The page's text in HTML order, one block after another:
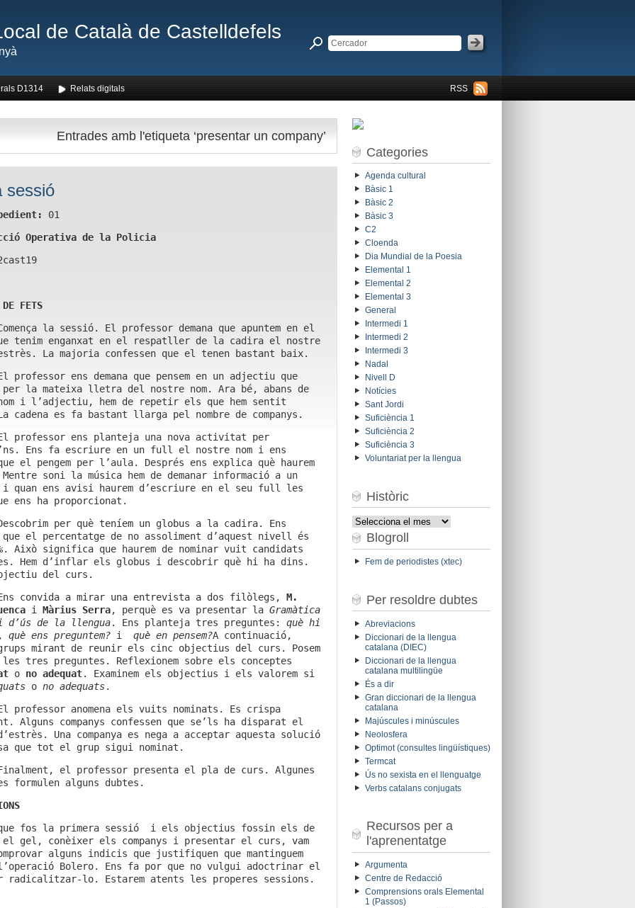
de Català de Castelldefels
RSS
D1314 Relats digitals
Entrades amb l'etiqueta ‘presentar un company’
sessió
01
Operativa de la Policia
FETS
la sessió. El professor demana que apuntem en el
tenim enganxat en el respatller de la cadira el nostre
La majoria confessen que el tenen bastant baix.
professor ens demana que pensem en un adjectiu que
per la mateixa lletra del nostre nom. Ara bé, abans de
i l’adjectiu, hem de repetir els que hem sentit
cadena es fa bastant llarga pel nombre de companys.
professor ens planteja una nova activitat per
Ens fa escriure en un full el nostre nom i ens
que el pengem per l’aula. Després ens explica què haurem
soni la música hem de demanar informació a un
i quan ens avisi haurem d’escriure en el seu full les
ens ha proporcionat.
per què teníem un globus a la cadira. Ens
el percentatge de no assoliment d’aquest nivell és
Això significa que haurem de nominar vuit candidats
Hem d’inflar els globus i descobrir què hi ha dins.
del curs.
convida a mirar una entrevista a dos filòlegs, M.
i Màrius Serra, perquè es va presentar la Gramàtica
d’ús de la llengua. Ens planteja tres preguntes: què hi
què ens preguntem?i què en pensem?A continuació,
grups mirant de reunir els cinc objectius del curs. Posem
les tres preguntes. Reflexionem sobre els conceptes
o no adequat. Examinem els objectius i els valorem si
o no adequats.
professor anomena els vuits nominats. Es crispa
Alguns companys confessen que se’ls ha disparat el
Una companya es nega a acceptar aquesta solució
que tot el grup sigui nominat.
el professor presenta el pla de curs. Algunes
formulen alguns dubtes.
que fos la primera sessió i els objectius fossin els de
gel, conèixer els companys i presentar el curs, vam
alguns indicis que justifiquen que mantinguem
Bolero. Ens fa por que no vulgui adoctrinar el
radicalitzar-lo. Estarem atents les properes sessions.
Categories
Agenda cultural
Bàsic 1
Bàsic 2
Bàsic 3
C2
Cloenda
Dia Mundial de la Poesia
Elemental 1
Elemental 2
Elemental 3
General
Intermedi 1
Intermedi 2
Intermedi 3
Nadal
Nivell D
Notícies
Sant Jordi
Suficiència 1
Suficiència 2
Suficiència 3
Voluntariat per la llengua
Històric
Històric
Blogroll
Fem de periodistes (xtec)
Per resoldre dubtes
Abreviacions
Diccionari de la llengua
catalana (DIEC)
Diccionari de la llengua
catalana multilingüe
És a dir
Gran diccionari de la llengua
catalana
Majúscules i minúscules
Neolosfera
Optimot (consultes lingüístiques)
Termcat
Ús no sexista en el llenguatge
Verbs catalans conjugats
Recursos per a
l'aprenentatge
Argumenta
Centre de Redacció
Comprensions orals Elemental
1 (Passos)